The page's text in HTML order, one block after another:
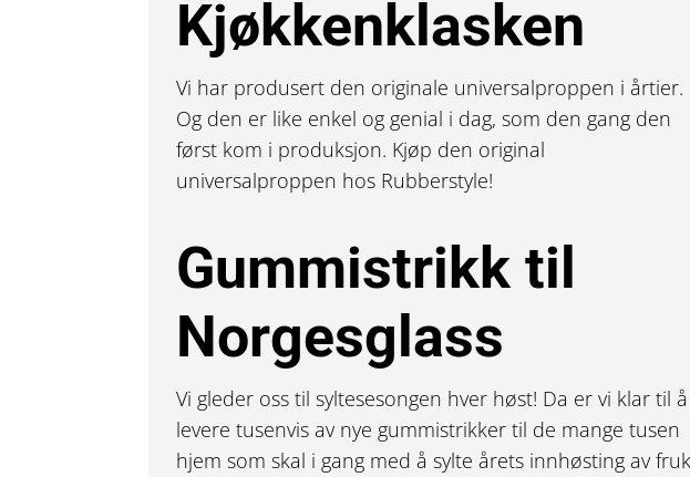
Kjøkkenklasken
Vi har produsert den originale universalproppen i årtier.
Og den er like enkel og genial i dag, som den gang den
først kom i produksjon. Kjøp den original
universalproppen hos Rubberstyle!
Gummistrikk til
Norgesglass
Vi gleder oss til syltesesongen hver høst! Da er vi klar til å
levere tusenvis av nye gummistrikker til de mange tusen
hjem som skal i gang med å sylte årets innhøsting av